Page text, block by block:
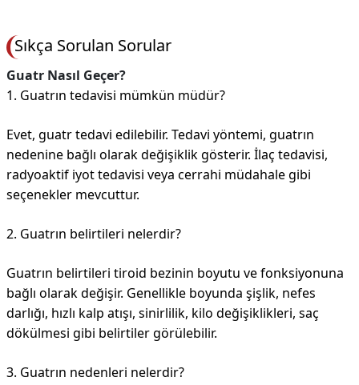
Sıkça Sorulan Sorular
Guatr Nasıl Geçer?
1. Guatrın tedavisi mümkün müdür?
Evet, guatr tedavi edilebilir. Tedavi yöntemi, guatrın
nedenine bağlı olarak değişiklik gösterir. İlaç tedavisi,
radyoaktif iyot tedavisi veya cerrahi müdahale gibi
seçenekler mevcuttur.
2. Guatrın belirtileri nelerdir?
Guatrın belirtileri tiroid bezinin boyutu ve fonksiyonuna
bağlı olarak değişir. Genellikle boyunda şişlik, nefes
darlığı, hızlı kalp atışı, sinirlilik, kilo değişiklikleri, saç
dökülmesi gibi belirtiler görülebilir.
3. Guatrın nedenleri nelerdir?